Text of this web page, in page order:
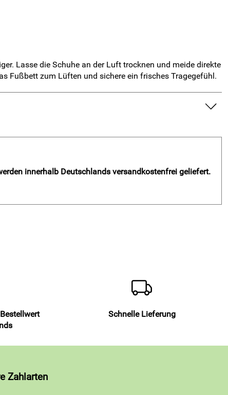
Lasse die Schuhe an der Luft trocknen und meide direkte
Fußbett zum Lüften und sichere ein frisches Tragegefühl.
innerhalb Deutschlands versandkostenfrei geliefert.
Schnelle Lieferung
Zahlarten